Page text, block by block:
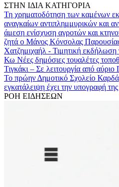
ΣΤΗΝ ΙΔΙΑ ΚΑΤΗΓΟΡΙΑ
Τη χρηματοδότηση των καμένων
αναγκαίων αντιπλημμυρικών και
άμεση ενίσχυση αγροτών και
ζητά ο Μάνος Κόνσολας
Χατζημιχαήλ - Τιμητική εκδήλωση
Κω Νέες δημόσιες τουαλέτες
Τιγκάκι – Σε λειτουργία από αύριο
Το πρώην Δημοτικό Σχολείο
εγκατάλειψη έχει την υπογραφή
ΡΟΗ ΕΙΔΗΣΕΩΝ